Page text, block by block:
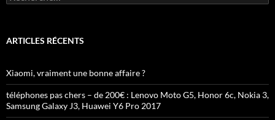
ARTICLES RÉCENTS
Xiaomi, vraiment une bonne affaire ?
téléphones pas chers – de 200€ : Lenovo Moto G5, Honor 6c, Nokia 3,
Samsung Galaxy J3, Huawei Y6 Pro 2017